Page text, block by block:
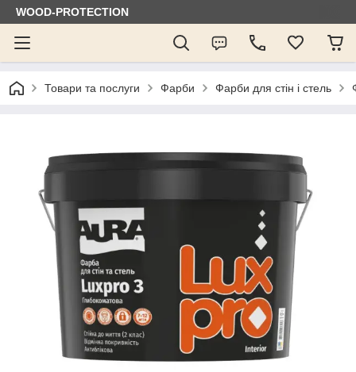
WOOD-PROTECTION
Товари та послуги Фарби Фарби для стін і стель